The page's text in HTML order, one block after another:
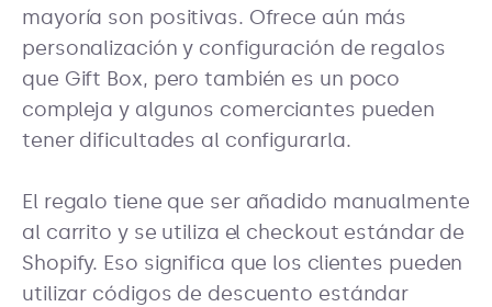
mayoría son positivas. Ofrece aún más
personalización y configuración de regalos
que Gift Box, pero también es un poco
compleja y algunos comerciantes pueden
tener dificultades al configurarla.
El regalo tiene que ser añadido manualmente
al carrito y se utiliza el checkout estándar de
Shopify. Eso significa que los clientes pueden
utilizar códigos de descuento estándar